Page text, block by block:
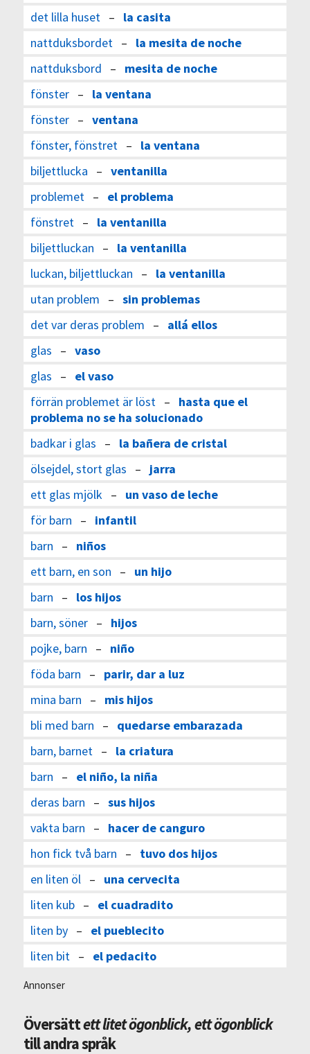
det lilla huset – la casita
nattduksbordet – la mesita de noche
nattduksbord – mesita de noche
fönster– la ventana
fönster– ventana
fönster, fönstret – la ventana
biljettlucka – ventanilla
problemet – el problema
fönstret – la ventanilla
biljettluckan – la ventanilla
luckan, biljettluckan – la ventanilla
utan problem – sin problemas
det var deras problem – allá ellos
glas – vaso
glas – el vaso
förrän problemet är löst – hasta que el
problema no se ha solucionado
badkar i glas – la bañera de cristal
ölsejdel, stort glas – jarra
ett glas mjölk – un vaso de leche
för barn – infantil
barn – niños
ett barn, en son – un hijo
barn – los hijos
barn, söner– hijos
pojke, barn – niño
föda barn – parir, dar a luz
mina barn – mis hijos
bli med barn – quedarse embarazada
barn, barnet – la criatura
barn – el niño, la niña
deras barn – sus hijos
vakta barn – hacer de canguro
hon fick två barn – tuvo dos hijos
en liten öl – una cervecita
liten kub– el cuadradito
liten by– el pueblecito
liten bit – el pedacito
Annonser
Översättett litet ögonblick, ett ögonblick
till andra språk